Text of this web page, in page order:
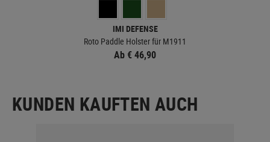
IMI DEFENSE
Roto Paddle Holster für M1911
Ab € 46,90
KUNDEN KAUFTEN AUCH